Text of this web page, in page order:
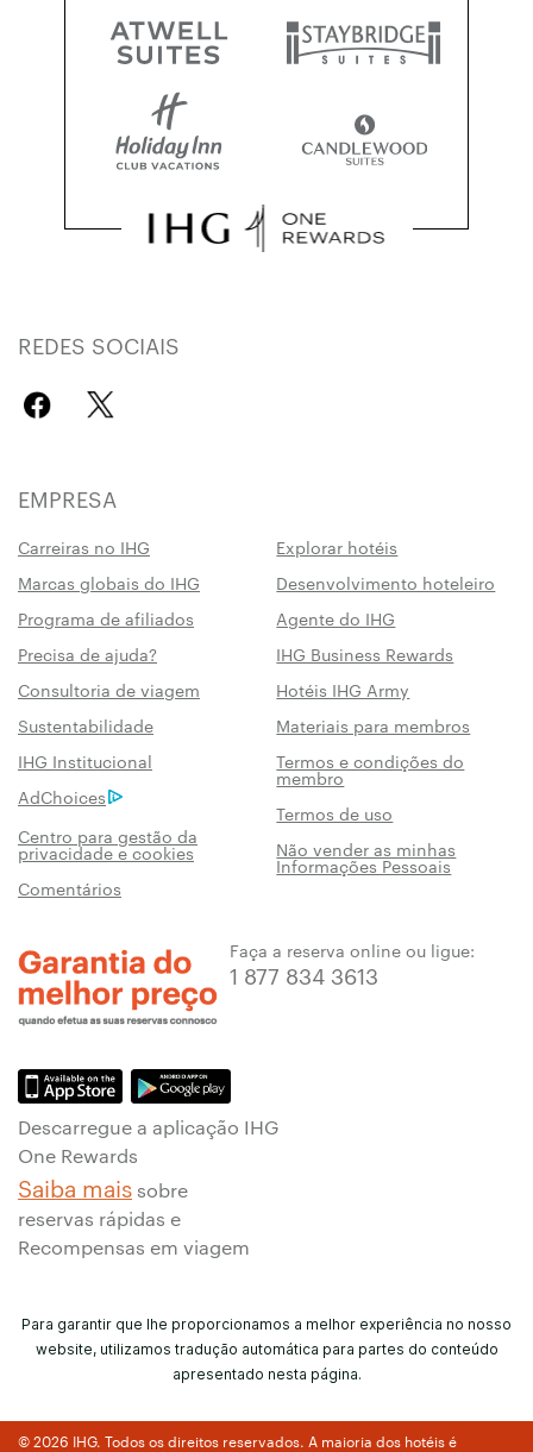
REDES SOCIAIS
EMPRESA
Carreiras no IHG
Explorar hotéis
Marcas globais do IHG
Desenvolvimento hoteleiro
Programa de afiliados
Agente do IHG
Precisa de ajuda?
IHG Business Rewards
Consultoria de viagem
Hotéis IHG Army
Sustentabilidade
Materiais para membros
IHG Institucional
Termos e condições do
membro
AdChoices
Termos de uso
Centro para gestão da
privacidade e cookies Não vender as minhas
Informações Pessoais
Comentários
Faça a reserva online ou ligue:
1 877 834 3613
Descarregue a aplicação IHG
One Rewards
Saiba mais sobre
reservas rápidas e
Recompensas em viagem
Para garantir que lhe proporcionamos a melhor experiência no nosso
website, utilizamos tradução automática para partes do conteúdo
apresentado nesta página.
© 2026 IHG. Todos os direitos reservados. A maioria dos hotéis é